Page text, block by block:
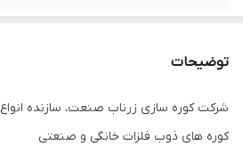
توضیحات
شرکت کوره سازی زرناب صنعت، سازنده انواع
کوره های ذوب فلزات خانگی و صنعتی